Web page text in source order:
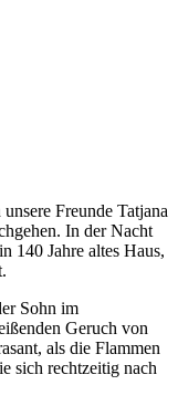
Freunde Tatjana
In der Nacht
140 Jahre altes Haus,
Sohn im
Geruch von
als die Flammen
sich rechtzeitig nach